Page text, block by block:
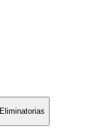
Eliminatorias